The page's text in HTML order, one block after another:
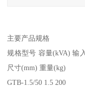
主要产品规格
规格型号 容量(kVA) 输
尺寸(mm) 重量(kg)
GTB-1.5/50 1.5 200